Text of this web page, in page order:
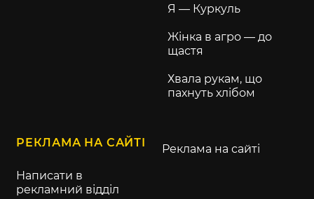
Я — Куркуль
Жінка в агро — до
щастя
Хвала рукам, що
пахнуть хлібом
РЕКЛАМА НА САЙТІ
Написати в
рекламний відділ
Реклама на сайті